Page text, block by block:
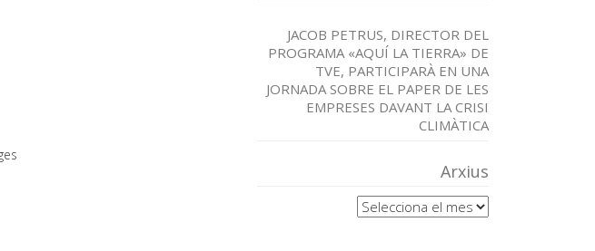
JACOB PETRUS, DIRECTOR DEL
PROGRAMA «AQUÍ LA TIERRA» DE
TVE, PARTICIPARÀ EN UNA
JORNADA SOBRE EL PAPER DE LES
EMPRESES DAVANT LA CRISI
CLIMÀTICA
Arxius
Arxius